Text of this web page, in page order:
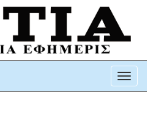
Toggle